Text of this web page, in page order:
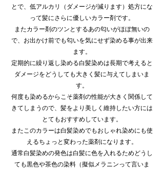
とで、低アルカリ（ダメージが減ります）処方にな
って髪にさらに優しいカラー剤です。
またカラー剤のツンとするあの匂いがほぼ無いの
で、お出かけ前でも匂いを気にせず染める事が出来
ます。
定期的に繰り返し染める白髪染めは長期で考えると
ダメージをどうしても大きく髪に与えてしまいま
す。
何度も染めるからこそ薬剤の性能が大きく関係して
きてしまうので、髪をより美しく維持したい方には
とてもおすすめしています。
またこのカラーは白髪染めでもおしゃれ染めにも使
えるちょっと変わった薬剤になります。
通常白髪染めの発色は白髪に色を入れるためどうし
ても黒色や茶色の染料（擬似メラニンって言いま